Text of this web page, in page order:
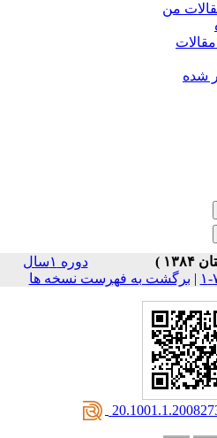
من
دوره ۱سال
| برگشت به فهرست نسخه ها